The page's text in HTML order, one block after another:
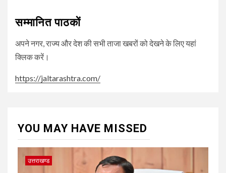
सम्मानित पाठकों
अपने नगर, राज्य और देश की सभी ताजा खबरों को देखने के लिए यहां
क्लिक करें।
https://jaltarashtra.com/
YOU MAY HAVE MISSED
उत्तराखण्ड